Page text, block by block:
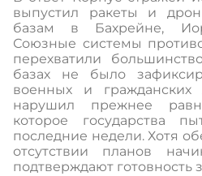
выпустил ракеты и
базам в Бахрейне,
Союзные системы
перехватили
базах не было
военных и гражданских
нарушил прежнее
которое государства
последние недели. Хотя
отсутствии планов
подтверждают готовность